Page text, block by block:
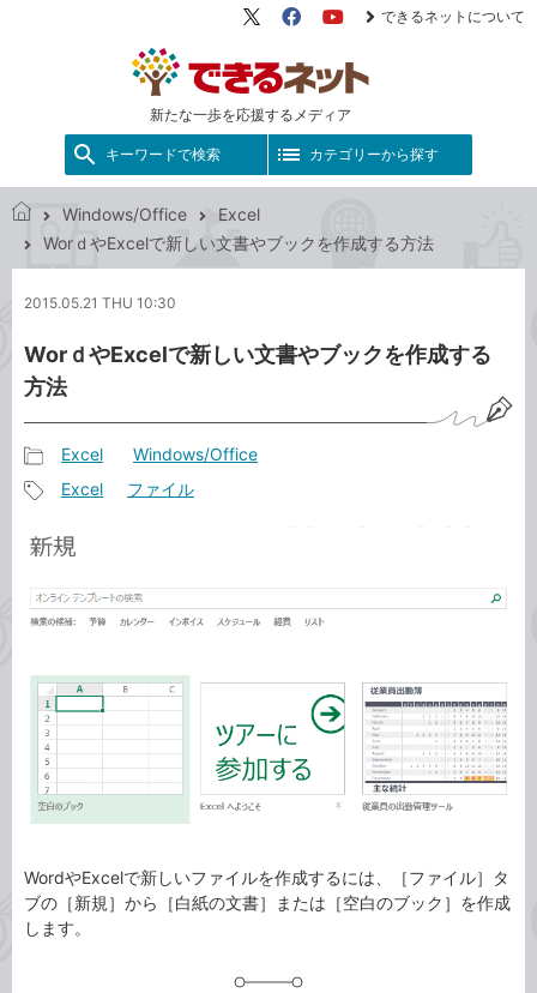
新たな一歩を応援するメディア
X（旧
FacebookYouTube
できるネットについて
キーワードで検索 カテゴリーから探す
で
ネ
ト
Windows/Office
Excel
WorｄやExcelで新しい文書やブックを作成する方法
2015.05.21 THU 10:30
WorｄやExcelで新しい文書やブックを作成する
方法
事
カ
テ
ゴ
リ
Excel Windows/Office
事
グ
Excel ファイル
WordやExcelで新しいファイルを作成するには、［ファイル］タ
ブの［新規］から［白紙の文書］または［空白のブック］を作成
します。